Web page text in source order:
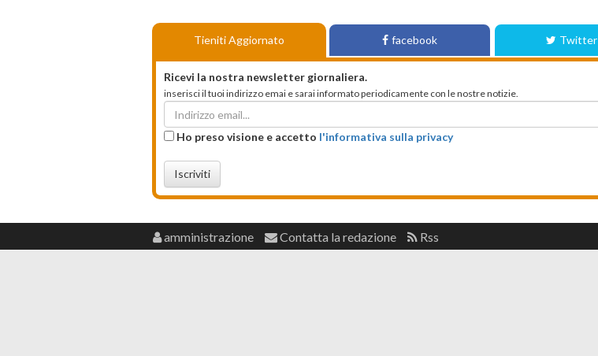
Tieniti Aggiornato facebook Twitter
Ricevi la nostra newsletter giornaliera.
inserisci il tuoi indirizzo emai e sarai informato periodicamente con le nostre notizie.
Ho preso visione e accetto l'informativa sulla privacy
Iscriviti
amministrazione Contatta la redazione Rss